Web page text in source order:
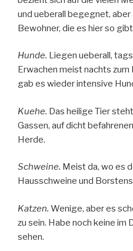
und ueberall begegnet,
Bewohner, die es hier so
Hunde. Liegen ueberall,
Erwachen meist nachts
gab es wieder intensive
Kuehe. Das heilige Tier
Gassen, auf dicht
Herde.
Schweine. Meist da, wo es
Hausschweine und
Katzen. Wenige, aber es
zu sein. Habe noch keine im
sehen.